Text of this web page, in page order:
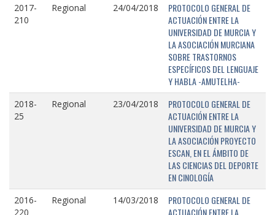
2017-
210
Regional 24/04/2018
PROTOCOLO GENERAL DE
ACTUACIÓN ENTRE LA
UNIVERSIDAD DE MURCIA Y
LA ASOCIACIÓN MURCIANA
SOBRE TRASTORNOS
ESPECÍFICOS DEL LENGUAJE
Y HABLA -AMUTELHA-
2018-
25
Regional 23/04/2018
PROTOCOLO GENERAL DE
ACTUACIÓN ENTRE LA
UNIVERSIDAD DE MURCIA Y
LA ASOCIACIÓN PROYECTO
ESCAN, EN EL ÁMBITO DE
LAS CIENCIAS DEL DEPORTE
EN CINOLOGÍA
2016-
220
Regional 14/03/2018
PROTOCOLO GENERAL DE
ACTUACIÓN ENTRE LA